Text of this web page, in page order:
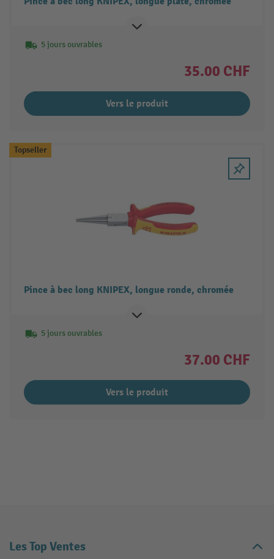
5 jours ouvrables
35.00 CHF
Vers le produit
Topseller
Pince à bec long KNIPEX, longue ronde, chromée
5 jours ouvrables
37.00 CHF
Vers le produit
Les Top Ventes